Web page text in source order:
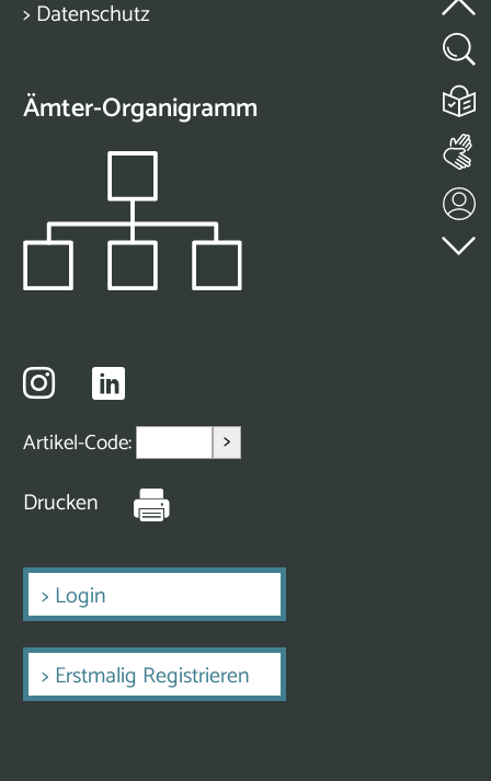
> Datenschutz
Ämter-Organigramm
Artikel-Code: >
Drucken
> Login
> Erstmalig Registrieren